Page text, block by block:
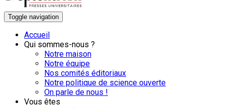
Toggle navigation
Accueil
Qui sommes-nous ?
Notre maison
Notre équipe
Nos comités éditoriaux
Notre politique de science ouverte
On parle de nous !
Vous êtes